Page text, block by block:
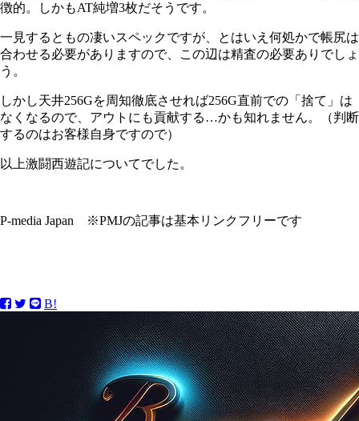
徴的。しかもAT純増3枚だそうです。
一見するともの凄いスペックですが、とはいえ何処かで帳尻は
合わせる必要がありますので、この辺は精査の必要ありでしょ
う。
しかし天井256Gを周知徹底させれば256G直前での「捨て」は
なくなるので、アウトにも貢献する…かも知れません。（判断
するのはお客様自身ですので）
以上激闘西遊記についてでした。
P-media Japan ※PMJの記事は基本リンクフリーです
B!